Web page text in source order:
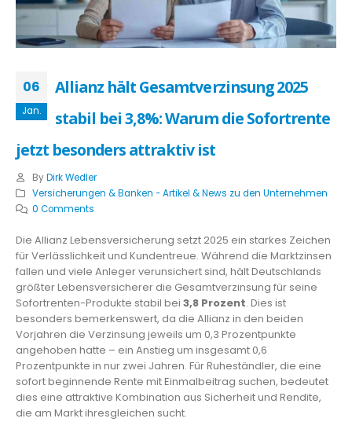
06
Jan.
Allianz hält Gesamtverzinsung 2025
stabil bei 3,8%: Warum die Sofortrente
jetzt besonders attraktiv ist
By Dirk Wedler
Versicherungen & Banken - Artikel & News zu den Unternehmen
0 Comments
Die Allianz Lebensversicherung setzt 2025 ein starkes Zeichen
für Verlässlichkeit und Kundentreue. Während die Marktzinsen
fallen und viele Anleger verunsichert sind, hält Deutschlands
größter Lebensversicherer die Gesamtverzinsung für seine
Sofortrenten-Produkte stabil bei 3,8 Prozent. Dies ist
besonders bemerkenswert, da die Allianz in den beiden
Vorjahren die Verzinsung jeweils um 0,3 Prozentpunkte
angehoben hatte – ein Anstieg um insgesamt 0,6
Prozentpunkte in nur zwei Jahren. Für Ruheständler, die eine
sofort beginnende Rente mit Einmalbeitrag suchen, bedeutet
dies eine attraktive Kombination aus Sicherheit und Rendite,
die am Markt ihresgleichen sucht.